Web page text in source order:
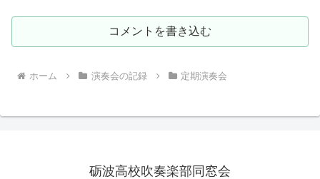
コメントを書き込む
ホーム 演奏会の記録 定期演奏会
砺波高校吹奏楽部同窓会